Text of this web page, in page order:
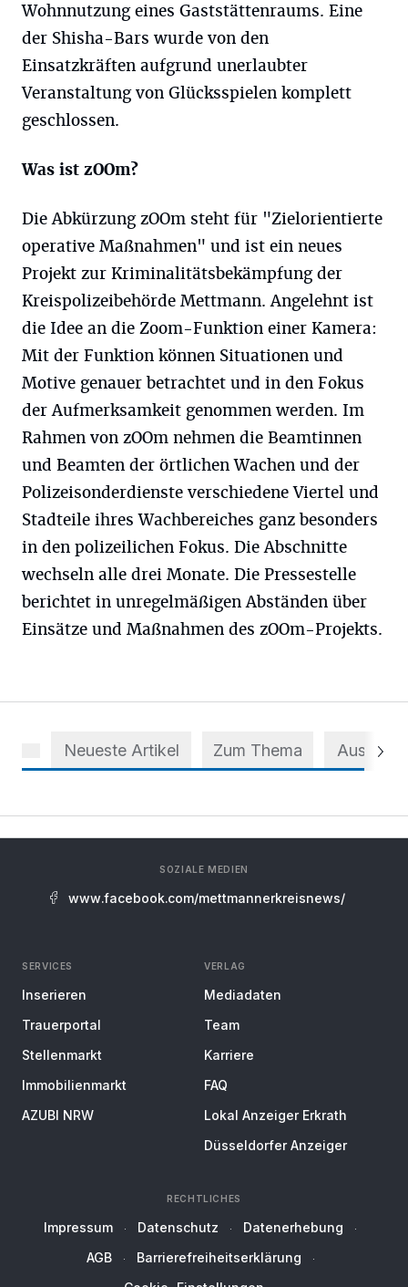
Wohnnutzung eines Gaststättenraums. Eine
der Shisha-Bars wurde von den
Einsatzkräften aufgrund unerlaubter
Veranstaltung von Glücksspielen komplett
geschlossen.
Was ist zOOm?
Die Abkürzung zOOm steht für "Zielorientierte
operative Maßnahmen" und ist ein neues
Projekt zur Kriminalitätsbekämpfung der
Kreispolizeibehörde Mettmann. Angelehnt ist
die Idee an die Zoom-Funktion einer Kamera:
Mit der Funktion können Situationen und
Motive genauer betrachtet und in den Fokus
der Aufmerksamkeit genommen werden. Im
Rahmen von zOOm nehmen die Beamtinnen
und Beamten der örtlichen Wachen und der
Polizeisonderdienste verschiedene Viertel und
Stadteile ihres Wachbereiches ganz besonders
in den polizeilichen Fokus. Die Abschnitte
wechseln alle drei Monate. Die Pressestelle
berichtet in unregelmäßigen Abständen über
Einsätze und Maßnahmen des zOOm-Projekts.
Neueste Artikel Zum Thema Aus dem
SOZIALE MEDIEN
www.facebook.com/mettmannerkreisnews/
SERVICES
Inserieren
Trauerportal
Stellenmarkt
Immobilienmarkt
AZUBI NRW
VERLAG
Mediadaten
Team
Karriere
FAQ
Lokal Anzeiger Erkrath
Düsseldorfer Anzeiger
RECHTLICHES
Impressum Datenschutz
Datenerhebung
AGB
Barrierefreiheitserklärung